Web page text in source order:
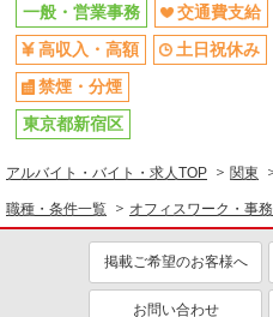
一般・営業事務 交通費支給
高収入・高額
土日祝休み
禁煙・分煙
東京都新宿区
アルバイト・バイト・求人TOP 関東
職種・条件一覧 オフィスワーク・事務
掲載ご希望のお客様へ
お問い合わせ